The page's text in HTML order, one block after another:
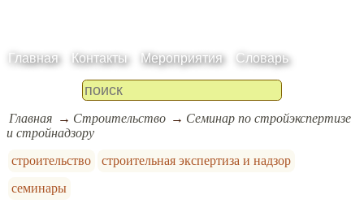
Главная Контакты Мероприятия Словарь
Главная Строительство
Семинар по стройэкспертизе
и стройнадзору
строительство
строительная экспертиза и надзор
семинары